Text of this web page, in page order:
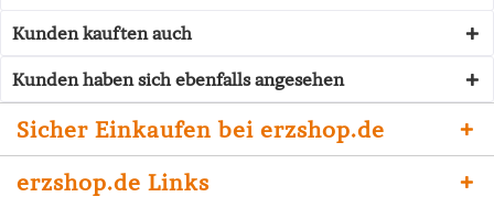
Kunden kauften auch
Kunden haben sich ebenfalls angesehen
Sicher Einkaufen bei erzshop.de
erzshop.de Links